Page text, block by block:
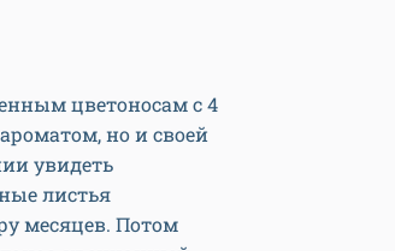
цветоносам с 4
но и своей
увидеть
листья
месяцев. Потом